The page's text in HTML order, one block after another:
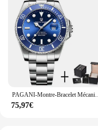
PAGANI-Montre-Bracelet Mécanique existent pour
75,97€